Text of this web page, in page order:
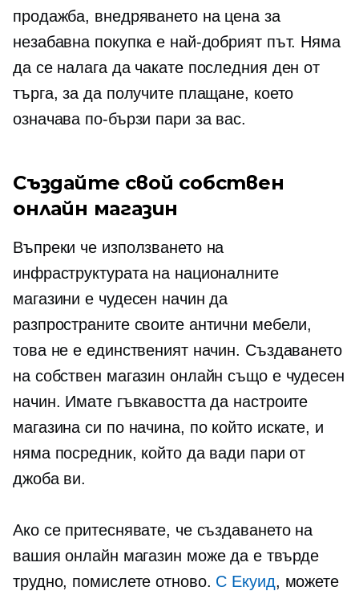
продажба, внедряването на цена за
незабавна покупка е най-добрият път. Няма
да се налага да чакате последния ден от
търга, за да получите плащане, което
означава по-бързи пари за вас.
Създайте свой собствен
онлайн магазин
Въпреки че използването на
инфраструктурата на националните
магазини е чудесен начин да
разпространите своите антични мебели,
това не е единственият начин. Създаването
на собствен магазин онлайн също е чудесен
начин. Имате гъвкавостта да настроите
магазина си по начина, по който искате, и
няма посредник, който да вади пари от
джоба ви.
Ако се притеснявате, че създаването на
вашия онлайн магазин може да е твърде
трудно, помислете отново. С Екуид, можете